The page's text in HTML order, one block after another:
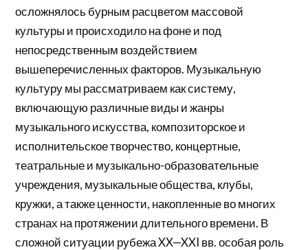
осложнялось бурным расцветом массовой
культуры и происходило на фоне и под
непосредственным воздействием
вышеперечисленных факторов. Музыкальную
культуру мы рассматриваем как систему,
включающую различные виды и жанры
музыкального искусства, композиторское и
исполнительское творчество, концертные,
театральные и музыкально-образовательные
учреждения, музыкальные общества, клубы,
кружки, а также ценности, накопленные во многих
странах на протяжении длительного времени. В
сложной ситуации рубежа XX—XXI вв. особая роль